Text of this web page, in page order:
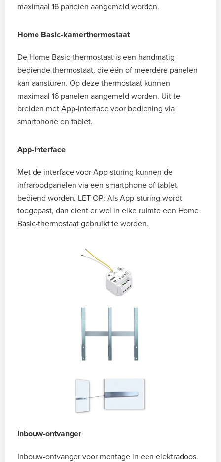
maximaal 16 panelen aangemeld worden.
Home Basic-kamerthermostaat
De Home Basic-thermostaat is een handmatig
bediende thermostaat, die één of meerdere panelen
kan aansturen. Op deze thermostaat kunnen
maximaal 16 panelen aangemeld worden. Uit te
breiden met App-interface voor bediening via
smartphone en tablet.
App-interface
Met de interface voor App-sturing kunnen de
infraroodpanelen via een smartphone of tablet
bediend worden. LET OP: Als App-sturing wordt
toegepast, dan dient er wel in elke ruimte een Home
Basic-thermostaat gebruikt te worden.
Inbouw-ontvanger
Inbouw-ontvanger voor montage in een elektradoos.